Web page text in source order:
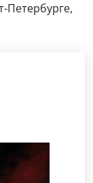
Петербурге,